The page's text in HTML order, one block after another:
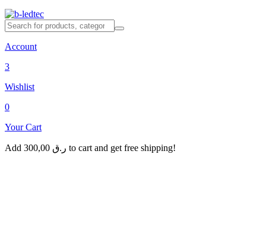
Account
3
Wishlist
0
Your Cart
Add 300,00 ر.ق to cart and get free shipping!